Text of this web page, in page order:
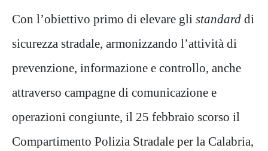
Con l’obiettivo primo di elevare gli standard di
sicurezza stradale, armonizzando l’attività di
prevenzione, informazione e controllo, anche
attraverso campagne di comunicazione e
operazioni congiunte, il 25 febbraio scorso il
Compartimento Polizia Stradale per la Calabria,